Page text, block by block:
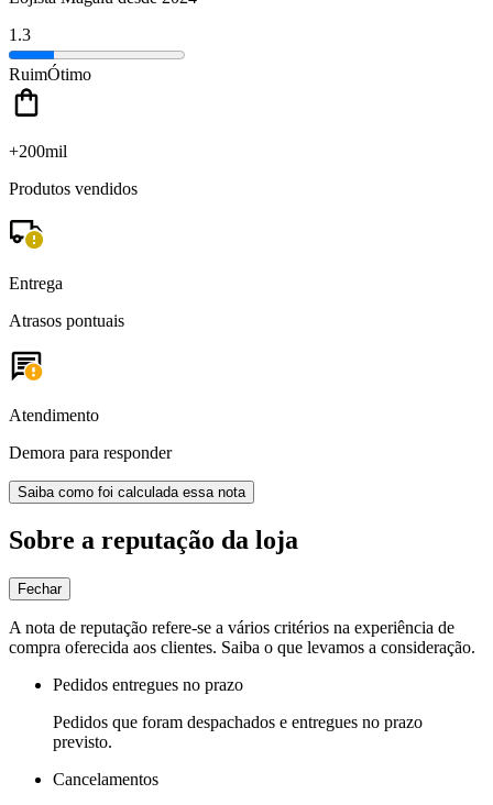
1.3
RuimÓtimo
+200mil
Produtos vendidos
Entrega
Atrasos pontuais
Atendimento
Demora para responder
Saiba como foi calculada essa nota
Sobre a reputação da loja
Fechar
A nota de reputação refere-se a vários critérios na experiência de
compra oferecida aos clientes. Saiba o que levamos a consideração.
Pedidos entregues no prazo
Pedidos que foram despachados e entregues no prazo
previsto.
Cancelamentos